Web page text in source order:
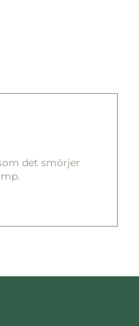
det smörjer